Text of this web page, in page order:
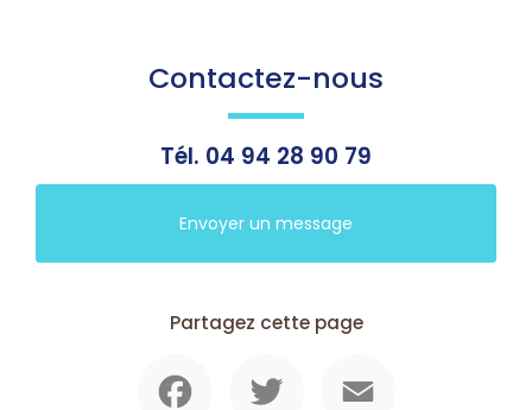
Contactez-nous
Tél. 04 94 28 90 79
Envoyer un message
Partagez cette page